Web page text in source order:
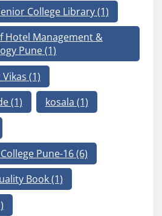
College Library(1)
Hotel Management &
Pune(1)
(1)
(1) kosala (1)
Pune-16(6)
Book(1)